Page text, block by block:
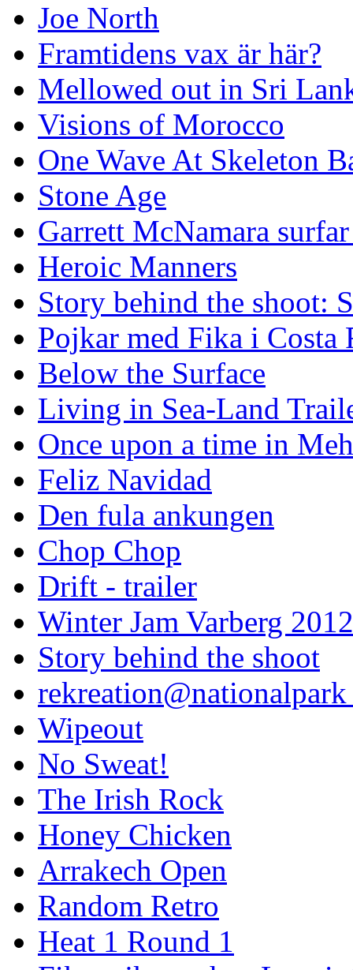
Joe North
Framtidens vax är här?
Mellowed out in Sri
Visions of Morocco
One Wave At Skeleton
Stone Age
Garrett McNamara
Heroic Manners
Story behind the shoot:
Pojkar med Fika i Costa
Below the Surface
Living in Sea-Land
Once upon a time in
Feliz Navidad
Den fula ankungen
Chop Chop
Drift - trailer
Winter Jam Varberg 2012
Story behind the shoot
rekreation@nationalpark
Wipeout
No Sweat!
The Irish Rock
Honey Chicken
Arrakech Open
Random Retro
Heat 1 Round 1